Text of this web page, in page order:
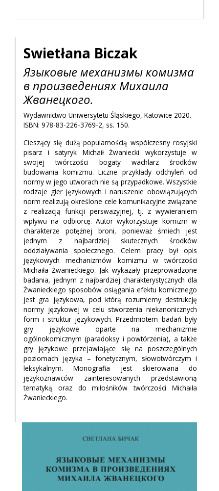
Swietłana Biczak
Языковые механизмы комизма
в произведениях Михаила
Жванецкого.
Wydawnictwo Uniwersytetu Śląskiego, Katowice 2020.
ISBN: 978-83-226-3769-2, ss. 150.
Cieszący się dużą popularnością współczesny rosyjski
pisarz i satyryk Michaił Żwaniecki wykorzystuje w
swojej twórczości bogaty wachlarz środków
budowania komizmu. Liczne przykłady odchyleń od
normy w jego utworach nie są przypadkowe. Wszystkie
rodzaje gier językowych i naruszenie obowiązujących
norm realizują określone cele komunikacyjne związane
z realizacją funkcji perswazyjnej, tj. z wywieraniem
wpływu na odbiorcę. Autor wykorzystuje komizm w
charakterze potężnej broni, ponieważ śmiech jest
jednym z najbardziej skutecznych środków
oddziaływania społecznego. Celem pracy był opis
językowych mechanizmów komizmu w twórczości
Michaiła Żwanieckiego. Jak wykazały przeprowadzone
badania, jednym z najbardziej charakterystycznych dla
Żwanieckiego sposobów osiągania efektu komicznego
jest gra językowa, pod którą rozumiemy destrukcję
normy językowej w celu stworzenia niekanonicznych
form i struktur językowych. Przedmiotem badań były
gry językowe oparte na mechanizmie
ogólnokomicznym (paradoksy i powtórzenia), a także
gry językowe przejawiające się na poszczególnych
poziomach języka – fonetycznym, słowotwórczym i
leksykalnym. Monografia jest skierowana do
językoznawców zainteresowanych przedstawioną
tematyką oraz do miłośników twórczości Michaiła
Żwanieckiego.